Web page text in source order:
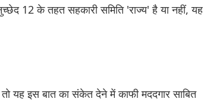
12 के तहत सहकारी समिति 'राज्य' है या नहीं, यह
यह इस बात का संकेत देने में काफी मददगार साबित